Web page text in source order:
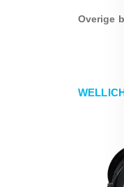
Overige